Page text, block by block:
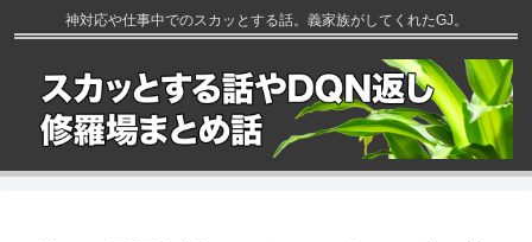
神対応や仕事中でのスカッとする話。義家族がしてくれたGJ。